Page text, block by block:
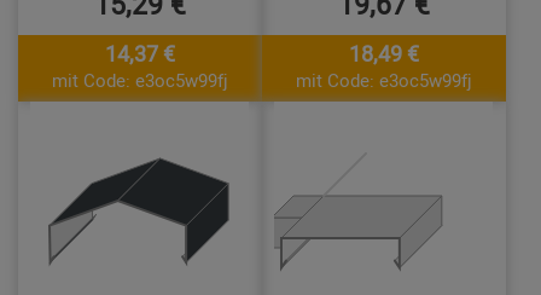
14,37 €
mit Code: e3oc5w99fj
18,49 €
mit Code: e3oc5w99fj